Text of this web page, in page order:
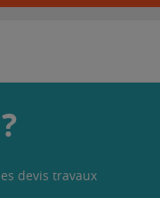
devis travaux